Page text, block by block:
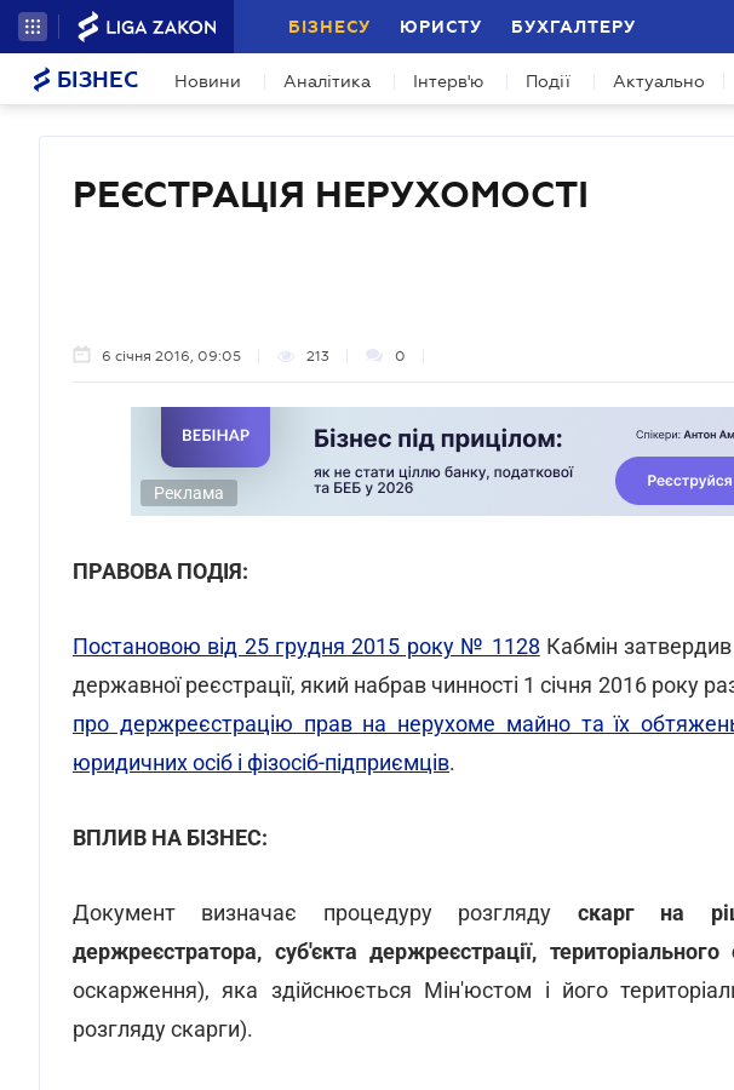
БІЗНЕСУ ЮРИСТУ БУХГАЛТЕРУ
БІЗНЕС Новини Аналітика Інтерв'ю Події Актуально
РЕЄСТРАЦІЯ НЕРУХОМОСТІ
6 січня 2016, 09:05 213 0
Реклама
ПРАВОВА ПОДІЯ:
Постановою від 25 грудня 2015 року № 1128 Кабмін
державної реєстрації, який набрав чинності 1 січня 2016 року
про держреєстрацію прав на нерухоме майно та їх
юридичних осіб і фізосіб-підприємців.
ВПЛИВ НА БІЗНЕС:
Документ визначає процедуру розгляду скарг на
держреєстратора, суб'єкта держреєстрації,
оскарження), яка здійснюється Мін'юстом і його
розгляду скарги).